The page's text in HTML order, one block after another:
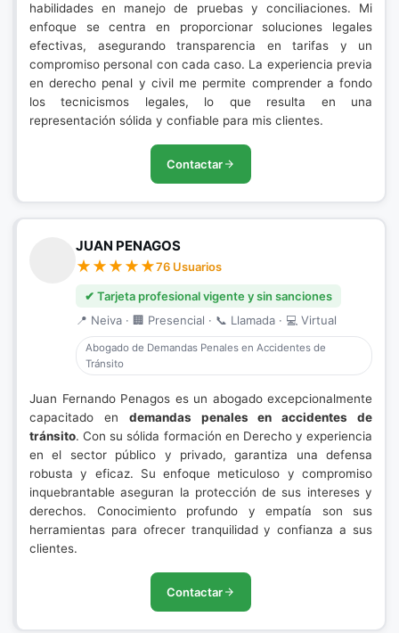
habilidades en manejo de pruebas y conciliaciones. Mi
enfoque se centra en proporcionar soluciones legales
efectivas, asegurando transparencia en tarifas y un
compromiso personal con cada caso. La experiencia previa
en derecho penal y civil me permite comprender a fondo
los tecnicismos legales, lo que resulta en una
representación sólida y confiable para mis clientes.
Contactar
JUAN PENAGOS
76 Usuarios
✔ Tarjeta profesional vigente y sin sanciones
📍 Neiva · 🏢 Presencial · 📞 Llamada · 💻 Virtual
Abogado de Demandas Penales en Accidentes de
Tránsito
Juan Fernando Penagos es un abogado excepcionalmente
capacitado en demandas penales en accidentes de
tránsito. Con su sólida formación en Derecho y experiencia
en el sector público y privado, garantiza una defensa
robusta y eficaz. Su enfoque meticuloso y compromiso
inquebrantable aseguran la protección de sus intereses y
derechos. Conocimiento profundo y empatía son sus
herramientas para ofrecer tranquilidad y confianza a sus
clientes.
Contactar